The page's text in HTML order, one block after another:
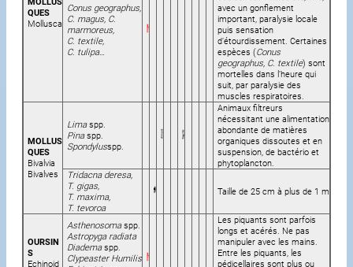
QUES
Mollusca
Conus geographus,
C. magus, C.
marmoreus,
C. textile,
C. tulipa…
avec un gonflement
important, paralysie locale
puis sensation
d’étourdissement. Certaines
espèces (Conus
geographus, C. textile) sont
mortelles dans l’heure qui
suit, par paralysie des
muscles respiratoires.
MOLLUS
QUES
Bivalvia
Bivalves
Limaspp.
Pinaspp.
Spondylusspp.
Animaux filtreurs
nécessitant une alimentation
abondante de matières
organiques dissoutes et en
suspension, de bactério et
phytoplancton.
Tridacna deresa,
T. gigas,
T. maxima,
T. tevoroa
Taille de 25 cm à plus de 1 m
OURSIN
S
Echinoid
Asthenosomaspp.
Astropyga radiata
Diademaspp.
Clypeaster Humilis
Les piquants sont parfois
longs et acérés. Ne pas
manipuler avec les mains.
Entre les piquants, les
pédicellaires sont plus ou